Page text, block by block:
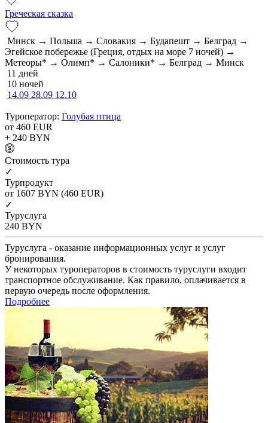
Греческая сказка
Минск → Польша → Словакия → Будапешт → Белград →
Эгейское побережье (Греция, отдых на море 7 ночей) →
Метеоры* → Олимп* → Салоники* → Белград → Минск
11 дней
10 ночей
14.09 28.09 12.10
Туроператор: Голубая птица
от 460 EUR
+ 240 BYN
Cтоимость тура
✓
Турпродукт
от 1607 BYN (460 EUR)
✓
Туруслуга
240 BYN
Туруслуга - оказание информационных услуг и услуг
бронирования.
У некоторых туроператоров в стоимость туруслуги входит
транспортное обслуживание. Как правило, оплачивается в
первую очередь после оформления.
Подробнее